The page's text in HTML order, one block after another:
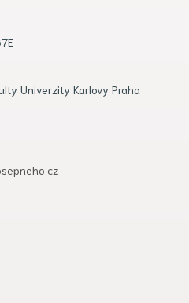
Univerzity Karlovy Praha